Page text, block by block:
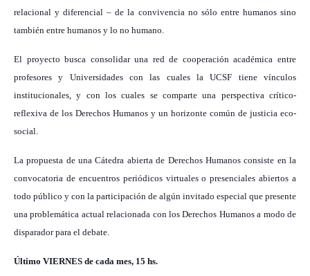
relacional y diferencial – de la convivencia no sólo entre humanos sino
también entre humanos y lo no humano.
El proyecto busca consolidar una red de cooperación académica entre
profesores y Universidades con las cuales la UCSF tiene vínculos
institucionales, y con los cuales se comparte una perspectiva crítico-
reflexiva de los Derechos Humanos y un horizonte común de justicia eco-
social.
La propuesta de una Cátedra abierta de Derechos Humanos consiste en la
convocatoria de encuentros periódicos virtuales o presenciales abiertos a
todo público y con la participación de algún invitado especial que presente
una problemática actual relacionada con los Derechos Humanos a modo de
disparador para el debate.
Último VIERNES de cada mes, 15 hs.